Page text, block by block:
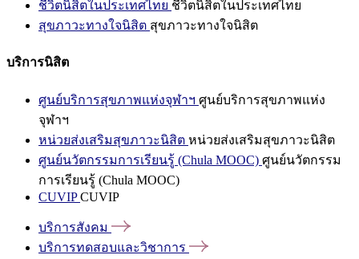
ชีวิตนิสิตในประเทศไทย ชีวิตนิสิตในประเทศไทย
สุขภาวะทางใจนิสิต สุขภาวะทางใจนิสิต
บริการนิสิต
ศูนย์บริการสุขภาพแห่งจุฬาฯ ศูนย์บริการสุขภาพแห่ง
จุฬาฯ
หน่วยส่งเสริมสุขภาวะนิสิต หน่วยส่งเสริมสุขภาวะนิสิต
ศูนย์นวัตกรรมการเรียนรู้ (Chula MOOC) ศูนย์นวัตกรรม
การเรียนรู้ (Chula MOOC)
CUVIPCUVIP
บริการสังคม
บริการทดสอบและวิชาการ